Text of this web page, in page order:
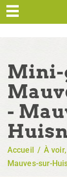
Mini-
-
Accueil / À
Mauves-sur-